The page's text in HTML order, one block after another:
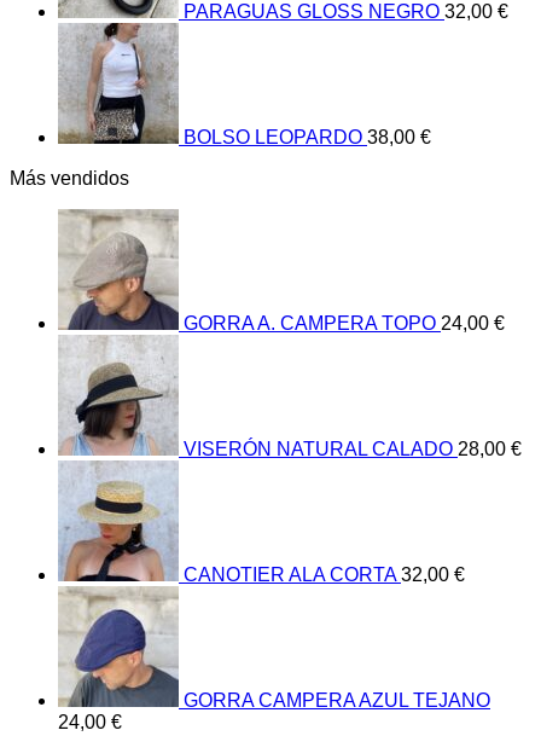
PARAGUAS GLOSS NEGRO 32,00 €
BOLSO LEOPARDO 38,00 €
Más vendidos
GORRA A. CAMPERA TOPO 24,00 €
VISERÓN NATURAL CALADO 28,00 €
CANOTIER ALA CORTA 32,00 €
GORRA CAMPERA AZUL TEJANO
24,00 €